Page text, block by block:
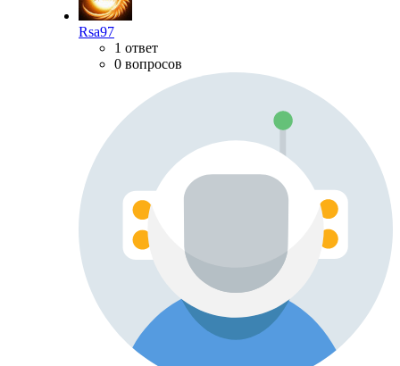
Rsa97
1 ответ
0 вопросов